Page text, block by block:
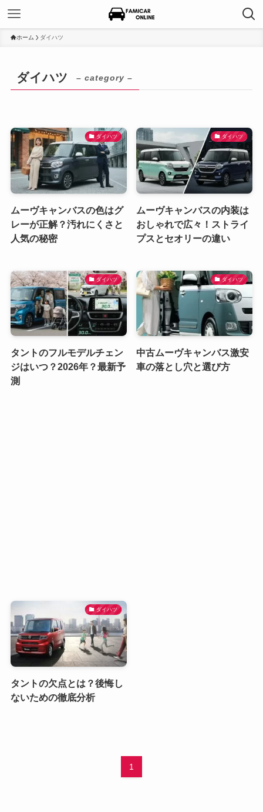
ホーム ダイハツ
ダイハツ – category –
ダイハツ
ムーヴキャンバスの色はグ
レーが正解？汚れにくさと
人気の秘密
ダイハツ
ムーヴキャンバスの内装は
おしゃれで広々！ストライ
プスとセオリーの違い
ダイハツ
タントのフルモデルチェン
ジはいつ？2026年？最新予
測
ダイハツ
中古ムーヴキャンバス激安
車の落とし穴と選び方
ダイハツ
タントの欠点とは？後悔し
ないための徹底分析
1